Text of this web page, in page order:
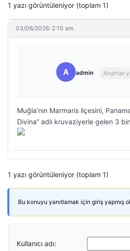
1 yazı görüntüleniyor (toplam 1)
03/06/2026: 2:10 am
A admin Anahtar
Muğla’nın Marmaris ilçesini,
Divina” adlı kruvaziyerle gelen 3
1 yazı görüntüleniyor (toplam 1)
Bu konuyu yanıtlamak için giriş yapmış
Kullanıcı adı: